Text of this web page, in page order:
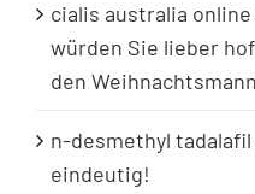
cialis australia
würden Sie lieber
den
n-desmethyl tadalafil
eindeutig!